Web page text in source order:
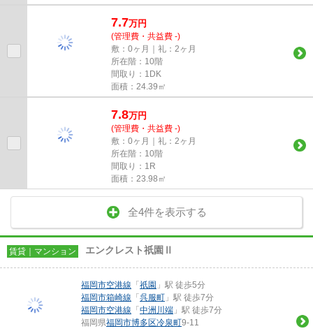
7.7万円
(管理費・共益費 -)
敷：0ヶ月｜礼：2ヶ月
所在階：10階
間取り：1DK
面積：24.39㎡
7.8万円
(管理費・共益費 -)
敷：0ヶ月｜礼：2ヶ月
所在階：10階
間取り：1R
面積：23.98㎡
全4件を表示する
賃貸｜マンション エンクレスト祇園Ⅱ
福岡市空港線 「祇園 」駅 徒歩5分
福岡市箱崎線 「呉服町 」駅 徒歩7分
福岡市空港線 「中洲川端 」駅 徒歩7分
福岡県福岡市博多区冷泉町9-11